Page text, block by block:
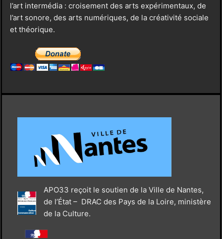
l’art intermédia : croisement des arts expérimentaux, de
l’art sonore, des arts numériques, de la créativité sociale
et théorique.
APO33 reçoit le soutien de la Ville de Nantes,
de l’État – DRAC des Pays de la Loire, ministère
de la Culture.